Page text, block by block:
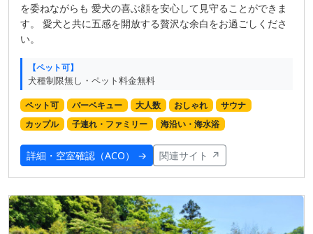
を委ねながらも 愛犬の喜ぶ顔を安心して見守ることができま
す。 愛犬と共に五感を開放する贅沢な余白をお過ごしくださ
い。
【ペット可】
犬種制限無し・ペット料金無料
ペット可 バーベキュー 大人数 おしゃれ
サウナ
カップル
子連れ・ファミリー 海沿い・海水浴
詳細・空室確認（ACO） → 関連サイト ↗